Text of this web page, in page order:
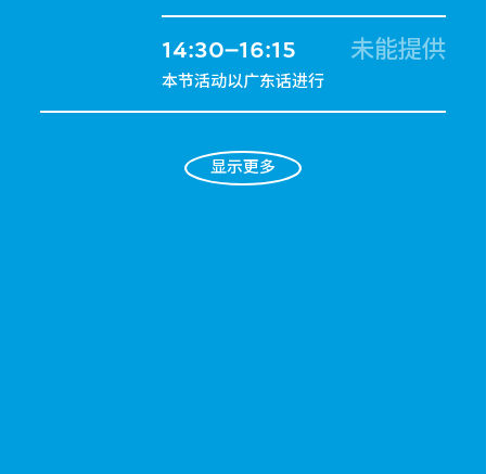
14:30–16:15 未能提供
本节活动以广东话进行
显示更多